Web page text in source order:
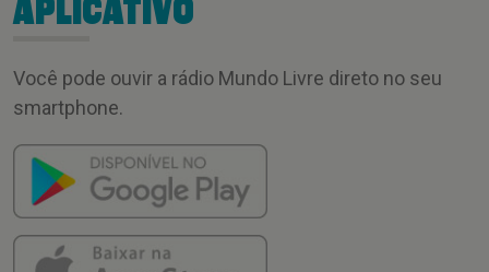
APLICATIVO
Você pode ouvir a rádio Mundo Livre direto no seu
smartphone.